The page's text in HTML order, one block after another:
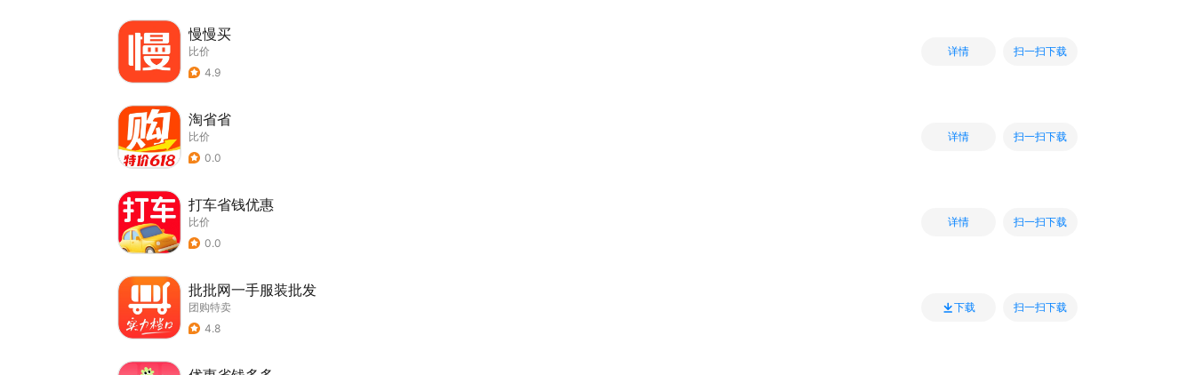
慢慢买
比价
4.9
详情 扫一扫下载
淘省省
比价
0.0
详情 扫一扫下载
打车省钱优惠
比价
0.0
详情 扫一扫下载
批批网一手服装批发
团购特卖
4.8
下载 扫一扫下载